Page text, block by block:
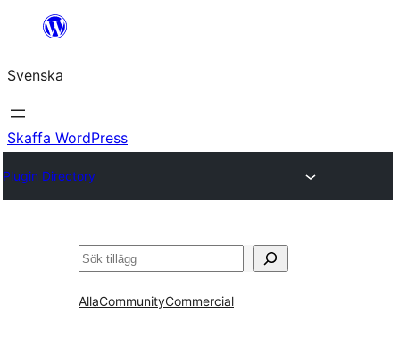
Hoppa
innehåll
Svenska
Skaffa WordPress
Plugin Directory
Sök
AllaCommunityCommercial